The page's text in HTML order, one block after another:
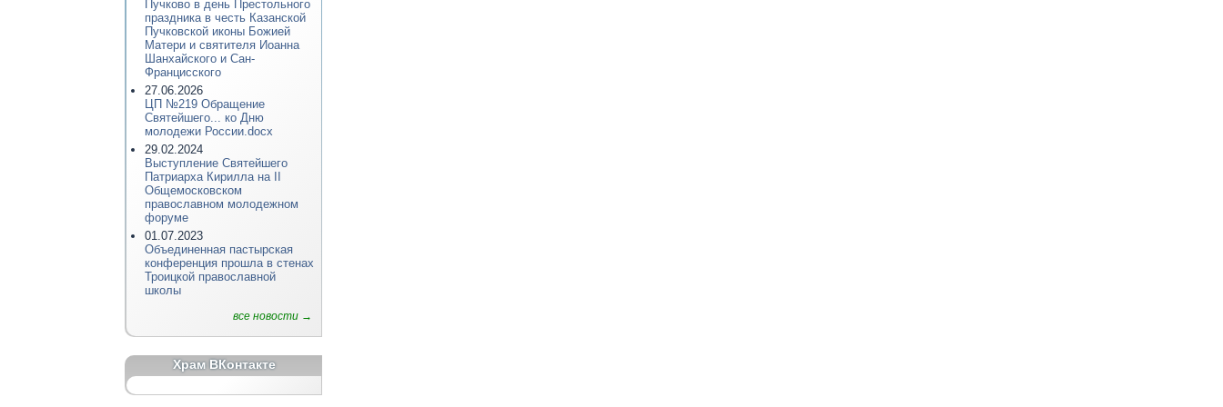
Пучково в день Престольного
праздника в честь Казанской
Пучковской иконы Божией
Матери и святителя Иоанна
Шанхайского и Сан-
Францисского
27.06.2026
ЦП №219 Обращение
Святейшего... ко Дню
молодежи России.docx
29.02.2024
Выступление Святейшего
Патриарха Кирилла на II
Общемосковском
православном молодежном
форуме
01.07.2023
Объединенная пастырская
конференция прошла в стенах
Троицкой православной
школы
все новости →
Храм ВКонтакте